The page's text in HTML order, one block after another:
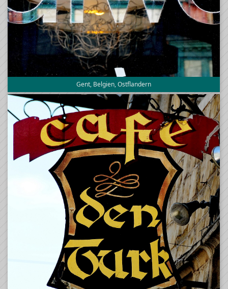
Gent, Belgien, Ostflandern